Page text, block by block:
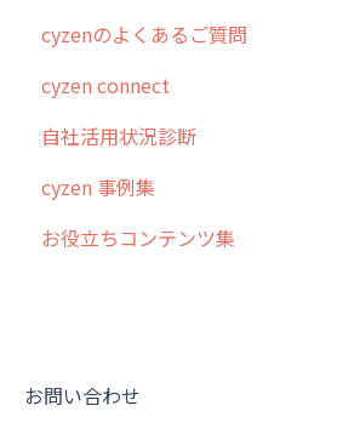
はじめに
スポット・ステータス関連オプシ
交通費自動計算
安全走行支援
写真管理・高画質化
その他オプション
cyzenのよくあるご質問
ログインについて
グループ・ユーザーについて
GPS・位置情報 について
ルート自動記録 について
報告書について
cyzen connect
自社活用状況診断
cyzen 事例集
お役立ちコンテンツ集
動画集：共通
お問い合わせ